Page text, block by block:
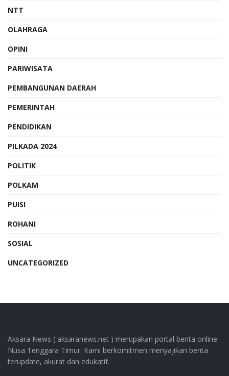
NTT
OLAHRAGA
OPINI
PARIWISATA
PEMBANGUNAN DAERAH
PEMERINTAH
PENDIDIKAN
PILKADA 2024
POLITIK
POLKAM
PUISI
ROHANI
SOSIAL
UNCATEGORIZED
Aksara News ( aksaranews.net ) merupakan portal berita online
Nusa Tenggara Timur. Kami berkomitmen menyajikan berita
terupdate, akurat dan edukatif.